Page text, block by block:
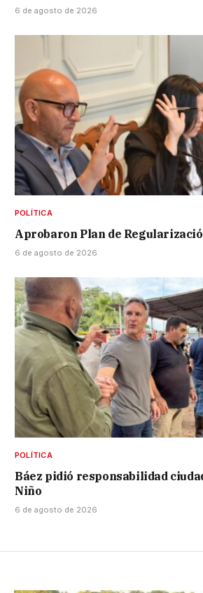
6 de agosto de 2026
POLÍTICA
Aprobaron Plan de
6 de agosto de 2026
POLÍTICA
Báez pidió responsabilidad
Niño
6 de agosto de 2026